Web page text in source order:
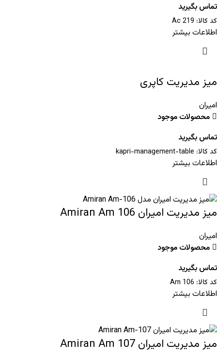
تماس بگیرید
کد کالا: Ac 219
اطلاعات بیشتر
میز مدیریت کاپری
امیران
محصولات موجود
تماس بگیرید
کد کالا: kapri-management-table
اطلاعات بیشتر
میز مدیریت امیران Amiran Am 106
امیران
محصولات موجود
تماس بگیرید
کد کالا: Am 106
اطلاعات بیشتر
میز مدیریت امیران Amiran Am 107